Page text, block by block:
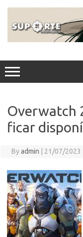
Overwatch
ficar
Byadmin 21/07/2023